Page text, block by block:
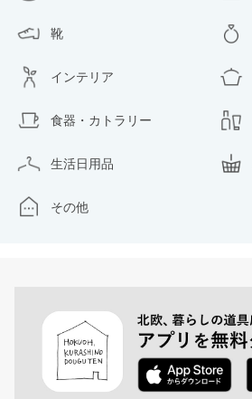
靴
インテリア
食器・カトラリー
生活日用品
その他